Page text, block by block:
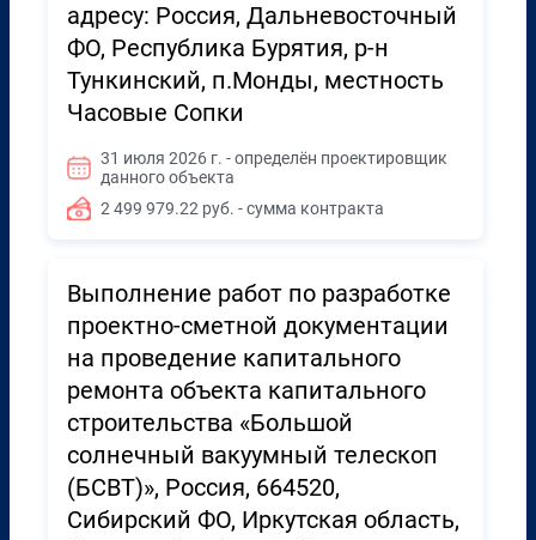
адресу: Россия, Дальневосточный
ФО, Республика Бурятия, р-н
Тункинский, п.Монды, местность
Часовые Сопки
31 июля 2026 г. - определён проектировщик
данного объекта
2 499 979.22 руб. - сумма контракта
Выполнение работ по разработке
проектно-сметной документации
на проведение капитального
ремонта объекта капитального
строительства «Большой
солнечный вакуумный телескоп
(БСВТ)», Россия, 664520,
Сибирский ФО, Иркутская область,